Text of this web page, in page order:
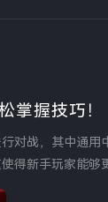
掌握技巧！
对战，其中通
得新手玩家能够